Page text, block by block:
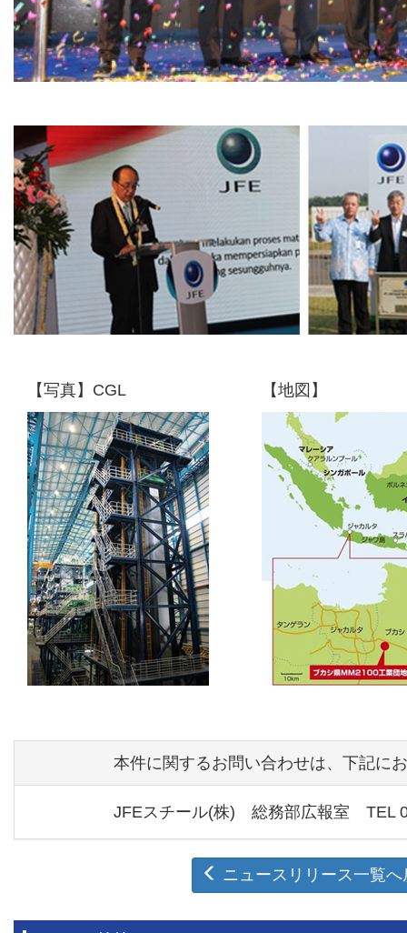
【写真】CGL 【地図】
本件に関するお問い合わせは、下記に
JFEスチール(株) 総務部広報室 TEL
ニュースリリース一覧へ